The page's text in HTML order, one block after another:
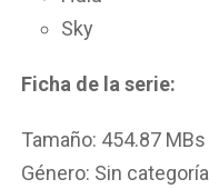
Sky
Ficha de la serie:
Tamaño: 454.87 MBs
Género: Sin categoría